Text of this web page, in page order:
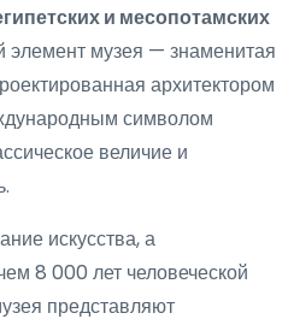
и месопотамских
элемент музея — знаменитая
архитектором
символом
величие и
искусства, а
8 000 лет человеческой
представляют